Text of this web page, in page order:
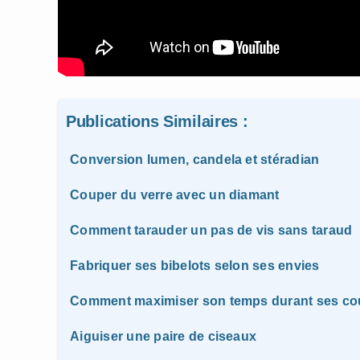
Publications Similaires :
Conversion lumen, candela et stéradian
Couper du verre avec un diamant
Comment tarauder un pas de vis sans taraud
Fabriquer ses bibelots selon ses envies
Comment maximiser son temps durant ses
Aiguiser une paire de ciseaux